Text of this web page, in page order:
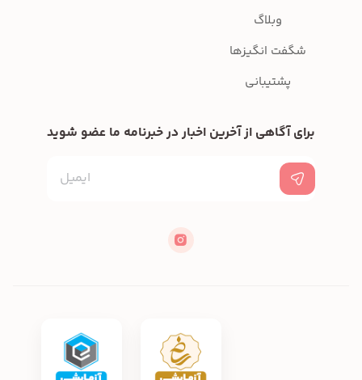
وبلاگ
شگفت انگیزها
پشتیبانی
برای آگاهی از آخرین اخبار در خبرنامه ما عضو شوید